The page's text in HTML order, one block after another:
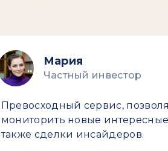
Мария
Частный инвестор
Превосходный сервис,
мониторить новые
также сделки инсайдеров.